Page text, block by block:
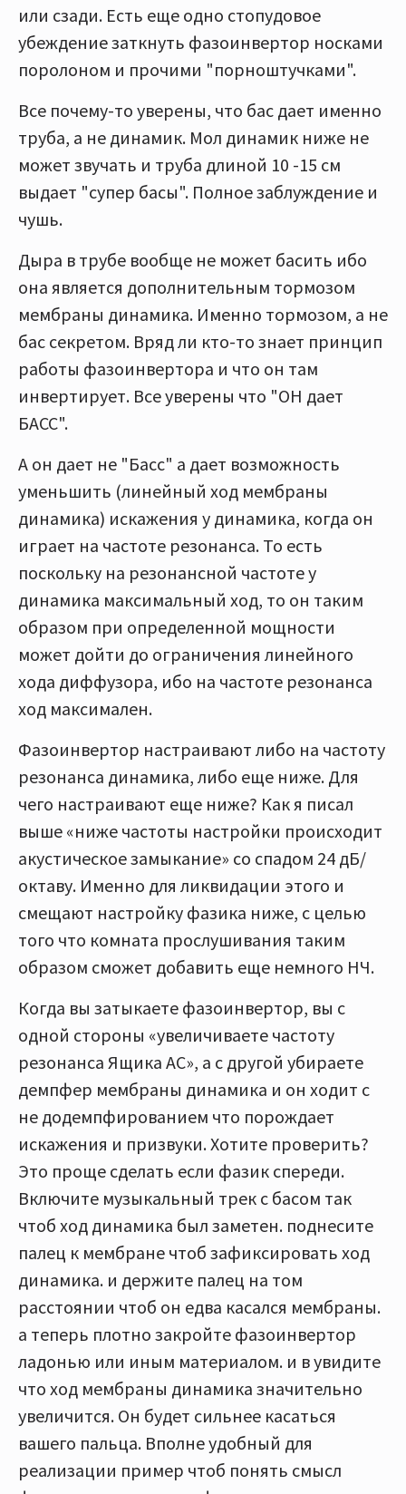
или сзади. Есть еще одно стопудовое
убеждение заткнуть фазоинвертор носками
поролоном и прочими "порноштучками".
Все почему-то уверены, что бас дает именно
труба, а не динамик. Мол динамик ниже не
может звучать и труба длиной 10 -15 см
выдает "супер басы". Полное заблуждение и
чушь.
Дыра в трубе вообще не может басить ибо
она является дополнительным тормозом
мембраны динамика. Именно тормозом, а не
бас секретом. Вряд ли кто-то знает принцип
работы фазоинвертора и что он там
инвертирует. Все уверены что "ОН дает
БАСС".
А он дает не "Басс" а дает возможность
уменьшить (линейный ход мембраны
динамика) искажения у динамика, когда он
играет на частоте резонанса. То есть
поскольку на резонансной частоте у
динамика максимальный ход, то он таким
образом при определенной мощности
может дойти до ограничения линейного
хода диффузора, ибо на частоте резонанса
ход максимален.
Фазоинвертор настраивают либо на частоту
резонанса динамика, либо еще ниже. Для
чего настраивают еще ниже? Как я писал
выше «ниже частоты настройки происходит
акустическое замыкание» со спадом 24 дБ/
октаву. Именно для ликвидации этого и
смещают настройку фазика ниже, с целью
того что комната прослушивания таким
образом сможет добавить еще немного НЧ.
Когда вы затыкаете фазоинвертор, вы с
одной стороны «увеличиваете частоту
резонанса Ящика АС», а с другой убираете
демпфер мембраны динамика и он ходит с
не додемпфированием что порождает
искажения и призвуки. Хотите проверить?
Это проще сделать если фазик спереди.
Включите музыкальный трек с басом так
чтоб ход динамика был заметен. поднесите
палец к мембране чтоб зафиксировать ход
динамика. и держите палец на том
расстоянии чтоб он едва касался мембраны.
а теперь плотно закройте фазоинвертор
ладонью или иным материалом. и в увидите
что ход мембраны динамика значительно
увеличится. Он будет сильнее касаться
вашего пальца. Вполне удобный для
реализации пример чтоб понять смысл